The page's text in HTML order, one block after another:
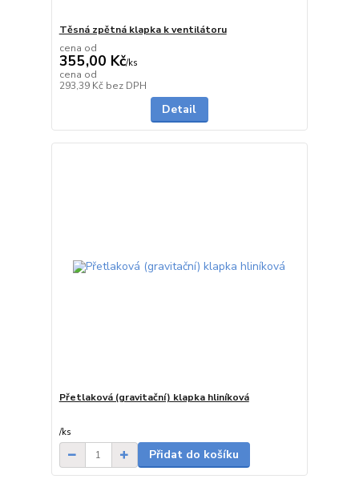
Těsná zpětná klapka k ventilátoru
cena od
355,00 Kč/ks
cena od
293,39 Kč bez DPH
Detail
Přetlaková (gravitační) klapka hliníková
/ks
Přidat do košíku